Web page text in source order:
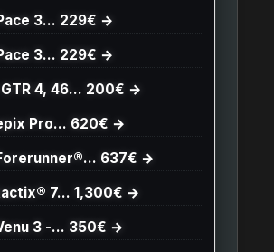
3… 229€ →
3… 229€ →
4, 46… 200€ →
Pro… 620€ →
637€ →
7… 1,300€ →
3 -… 350€ →